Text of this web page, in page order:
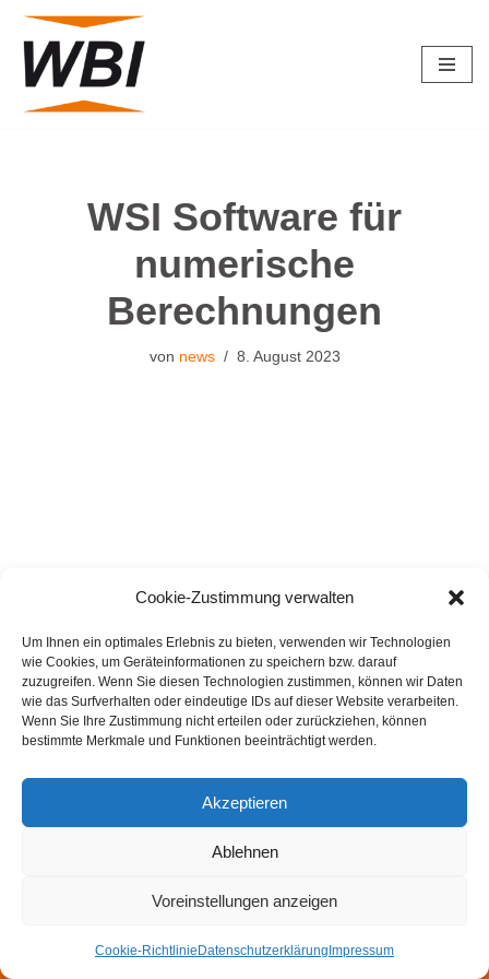
Cookie-Zustimmung verwalten
Um Ihnen ein optimales Erlebnis zu bieten, verwenden wir Technologien
wie Cookies, um Geräteinformationen zu speichern bzw. darauf
zuzugreifen. Wenn Sie diesen Technologien zustimmen, können wir Daten
wie das Surfverhalten oder eindeutige IDs auf dieser Website verarbeiten.
Wenn Sie Ihre Zustimmung nicht erteilen oder zurückziehen, können
bestimmte Merkmale und Funktionen beeinträchtigt werden.
Akzeptieren
Ablehnen
Voreinstellungen anzeigen
Cookie-Richtlinie Datenschutzerklärung Impressum
Zum
Inhalt
springen
WSI Software für
numerische
Berechnungen
von news 8. August 2023
Datenschutzerklärung
Neve| Präsentiert vonWordPress